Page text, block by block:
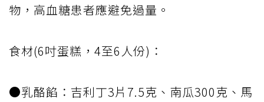
物，高血糖患者應避免過量。
食材(6吋蛋糕，4至6人份)：
●乳酪餡：吉利丁3片7.5克、南瓜300克、馬